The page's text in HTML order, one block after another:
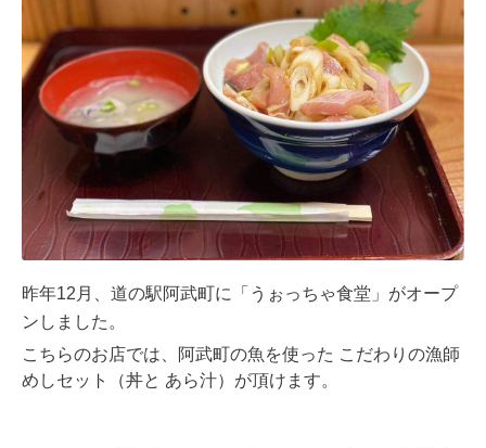
昨年12月、 道の駅阿武町に「うぉっちゃ食堂」がオープ
ンしました。
こちらのお店では、阿武町の魚を使った こだわりの漁師
めしセット（丼と あら汁）が頂けます。